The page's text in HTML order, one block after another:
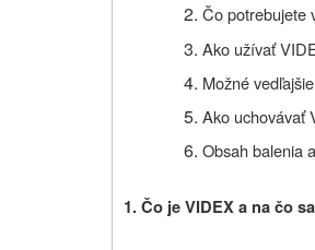
Čo potrebujete
Ako užívať
Možné
Ako uchovávať
Obsah balenia
1. Čo je VIDEX a na čo